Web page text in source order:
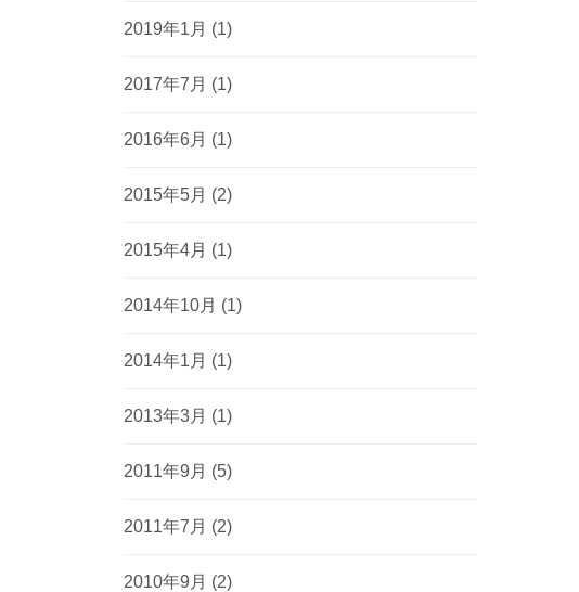
2019年1月 (1)
2017年7月 (1)
2016年6月 (1)
2015年5月 (2)
2015年4月 (1)
2014年10月 (1)
2014年1月 (1)
2013年3月 (1)
2011年9月 (5)
2011年7月 (2)
2010年9月 (2)